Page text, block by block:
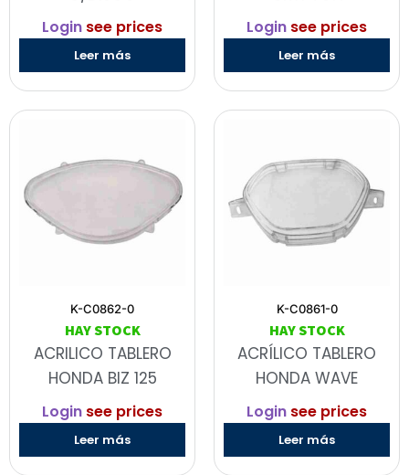
Login see prices
Leer más
Login see prices
Leer más
K-C0862-0
HAY STOCK
ACRILICO TABLERO
HONDA BIZ 125
Login see prices
Leer más
K-C0861-0
HAY STOCK
ACRÍLICO TABLERO
HONDA WAVE
Login see prices
Leer más